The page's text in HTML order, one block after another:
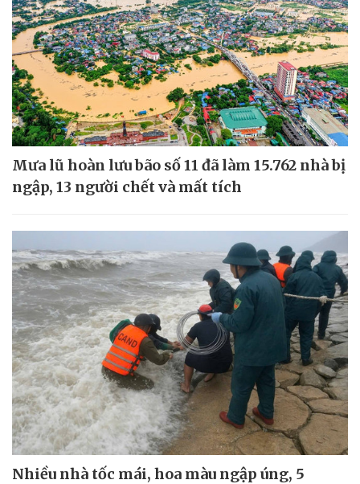
Mưa lũ hoàn lưu bão số 11 đã làm 15.762 nhà bị
ngập, 13 người chết và mất tích
Nhiều nhà tốc mái, hoa màu ngập úng, 5